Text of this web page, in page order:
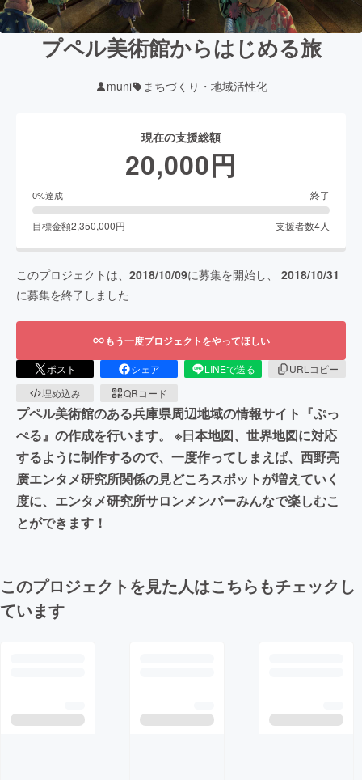
プペル美術館からはじめる旅
muni まちづくり・地域活性化
現在の支援総額
20,000円
0%達成 終了
目標金額2,350,000円 支援者数4人
このプロジェクトは、 2018/10/09に募集を開始し、 2018/10/31
に募集を終了しました
もう一度プロジェクトをやってほしい
ポスト シェア LINEで送る
URLコピー
埋め込み
QRコード
プペル美術館のある兵庫県周辺地域の情報サイト『ぷっ
ぺる』の作成を行います。 ※日本地図、世界地図に対応
するように制作するので、一度作ってしまえば、西野亮
廣エンタメ研究所関係の見どころスポットが増えていく
度に、エンタメ研究所サロンメンバーみんなで楽しむこ
とができます！
このプロジェクトを見た人はこちらもチェックし
ています